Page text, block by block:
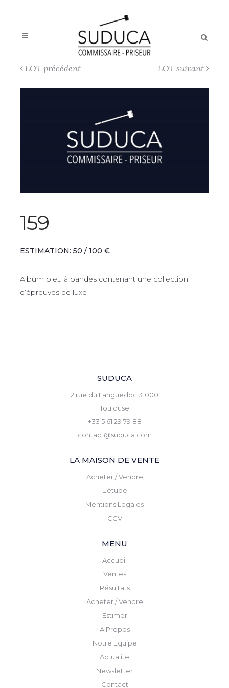
LOT précédent LOT suivant
159
ESTIMATION: 50 / 100 €
Album bleu à bandes contenant une collection
d’épreuves de luxe
SUDUCA
2 rue du Languedoc 31000
Toulouse
+33 5 61 29 79 88
contact@suduca.com
LA MAISON DE VENTE
Acheter / Vendre
L’étude
Mentions Legales
CGV
MENU
Accueil
Ventes
Résultats
Acheter / Vendre
Estimer
A Propos
Notre Equipe
Actualite
Newsletter
Contact